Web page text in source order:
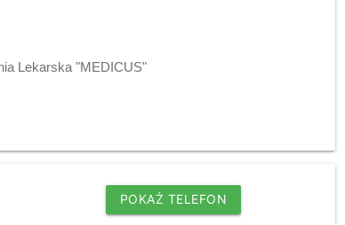
Lekarska "MEDICUS"
POKAŻ TELEFON